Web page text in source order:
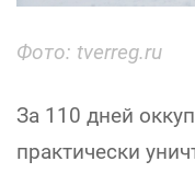
Фото: tverreg.ru
За 110 дней
практически